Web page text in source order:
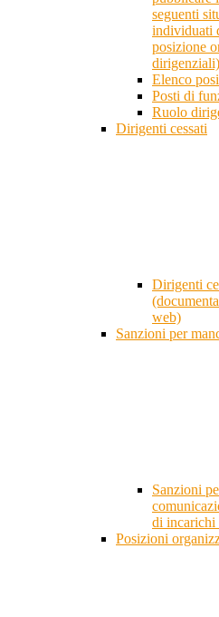
seguenti
individuati
posizione
dirigenziali)
Elenco
Posti di
Ruolo
Dirigenti cessati
Dirigenti
web)
Sanzioni per
Sanzioni
di incarichi
Posizioni